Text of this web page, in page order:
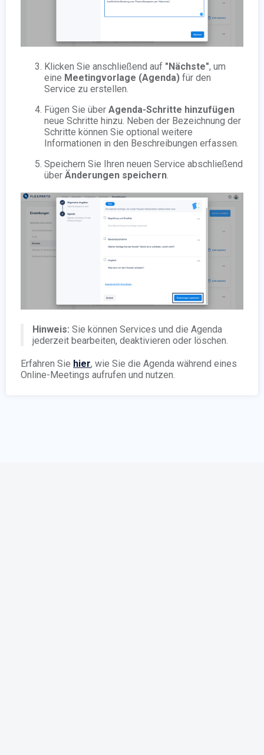
Klicken Sie anschließend auf "Nächste", um
eine Meetingvorlage (Agenda) für den
Service zu erstellen.
Fügen Sie über Agenda-Schritte hinzufügen
neue Schritte hinzu. Neben der Bezeichnung der
Schritte können Sie optional weitere
Informationen in den Beschreibungen erfassen.
Speichern Sie Ihren neuen Service abschließend
über Änderungen speichern
Hinweis: Sie können Services und die Agenda
jederzeit bearbeiten, deaktivieren oder löschen.
Erfahren Sie hier, wie Sie die Agenda während eines
Online-Meetings aufrufen und nutzen.